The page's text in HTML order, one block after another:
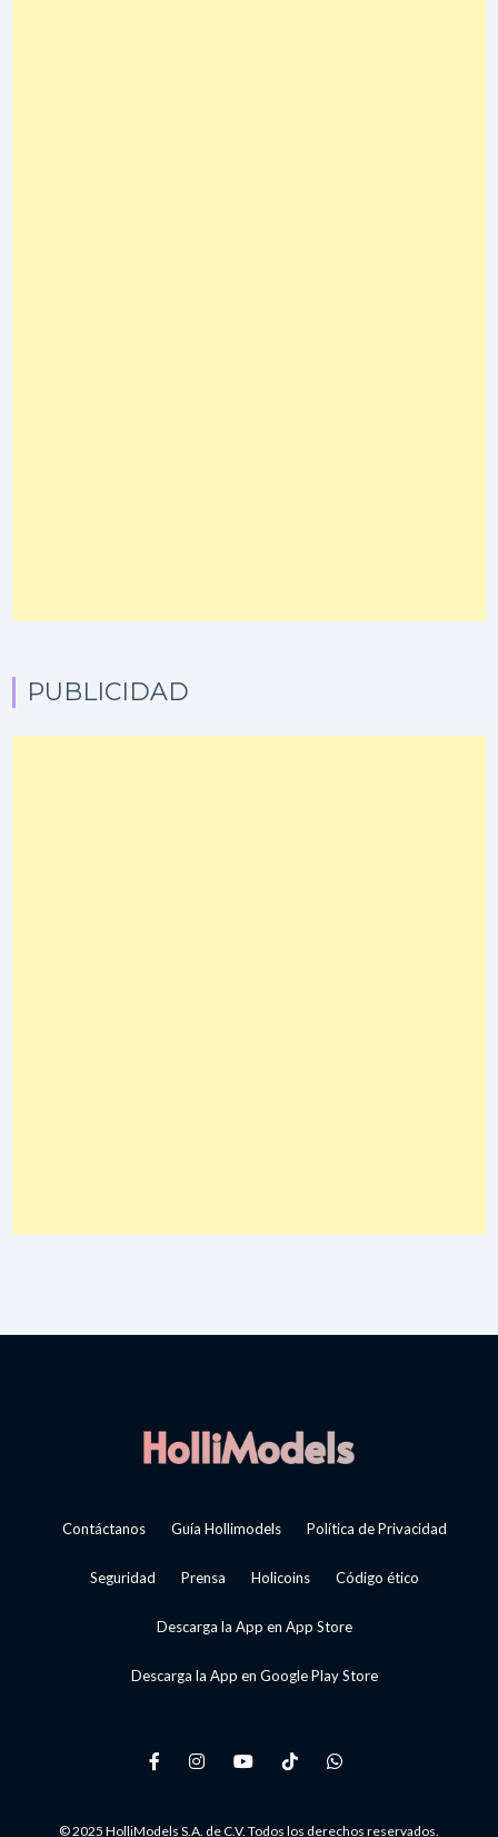
PUBLICIDAD
Contáctanos Guía Hollimodels Política de Privacidad
Seguridad Prensa Holicoins Código ético
Descarga la App en App Store
Descarga la App en Google Play Store
© 2025 HolliModels S.A. de C.V. Todos los derechos reservados.